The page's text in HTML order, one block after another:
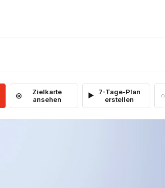
Zielkarte
ansehen
7-Tage-Plan
erstellen